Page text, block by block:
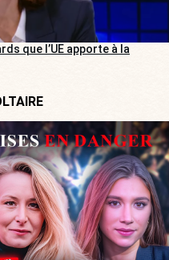
que l’UE apporte à la